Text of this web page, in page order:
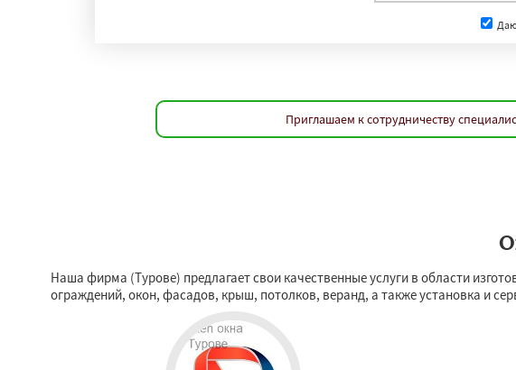
Приглашаем к сотрудничеству
Наша фирма (Турове) предлагает свои качественные услуги в области
ограждений, окон, фасадов, крыш, потолков, веранд, а также установка и